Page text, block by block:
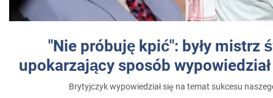
"Nie próbuję kpić": były mistrz
upokarzający sposób
Brytyjczyk wypowiedział się na temat sukcesu